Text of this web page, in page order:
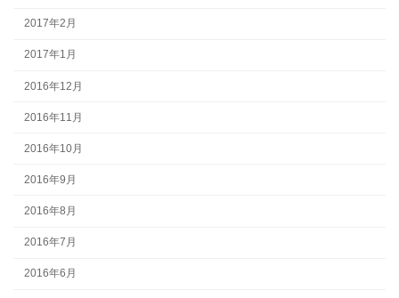
2017年2月
2017年1月
2016年12月
2016年11月
2016年10月
2016年9月
2016年8月
2016年7月
2016年6月